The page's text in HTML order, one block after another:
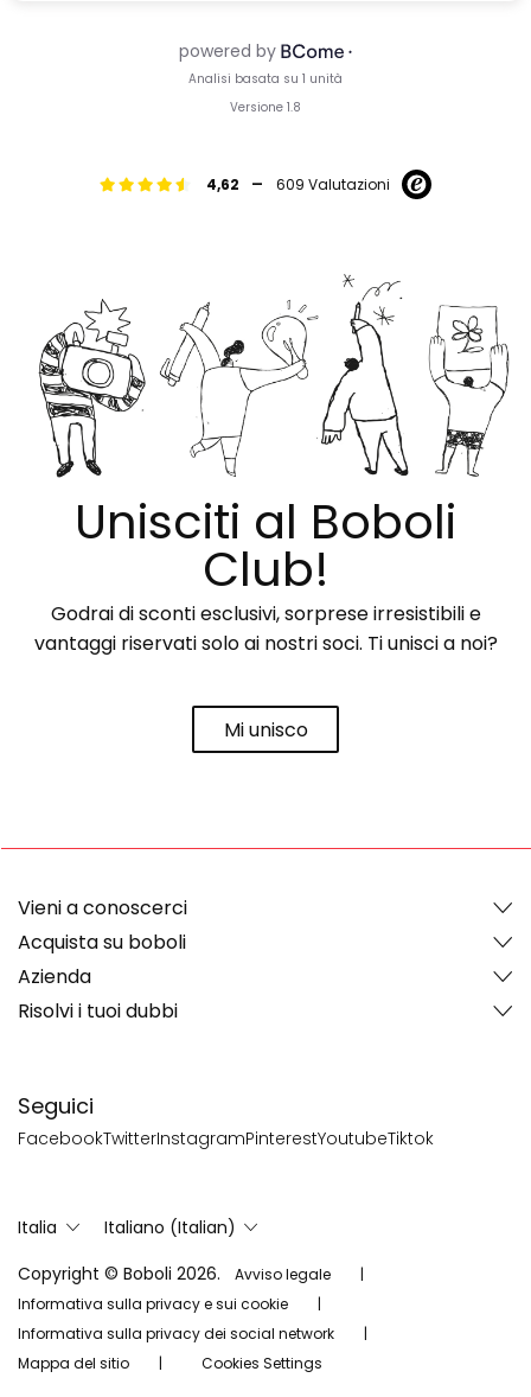
4,62 - 609 Valutazioni
Unisciti al Boboli
Club!
Godrai di sconti esclusivi, sorprese irresistibili e
vantaggi riservati solo ai nostri soci. Ti unisci a noi?
Mi unisco
Seguici
FacebookTwitterInstagramPinterestYoutubeTiktok
Vieni a conoscerci
Acquista su boboli
Azienda
Risolvi i tuoi dubbi
Italia
Italiano (Italian)
Copyright © Boboli 2026.
Avviso legale
Informativa sulla privacy e sui cookie
Informativa sulla privacy dei social network
Mappa del sitio
Cookies Settings